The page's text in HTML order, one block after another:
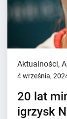
Aktualności,
4 września,
20 lat
igrzysk